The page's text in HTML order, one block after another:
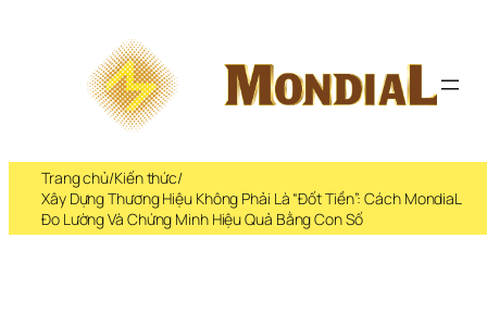
Trang chủ/Kiến thức/
Xây Dựng Thương Hiệu Không Phải Là “Đốt Tiền”: Cách MondiaL
Đo Lường Và Chứng Minh Hiệu Quả Bằng Con Số